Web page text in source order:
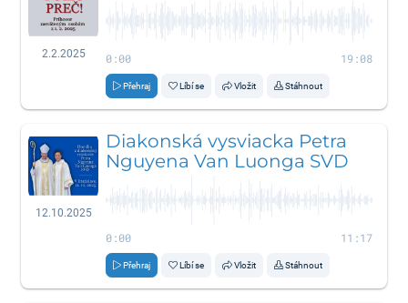
2.2.2025 0:00 19:08
Přehraj Líbí se Vložit Stáhnout
12.10.2025
Diakonská vysviacka Petra
Nguyena Van Luonga SVD
0:00 11:17
Přehraj Líbí se Vložit Stáhnout